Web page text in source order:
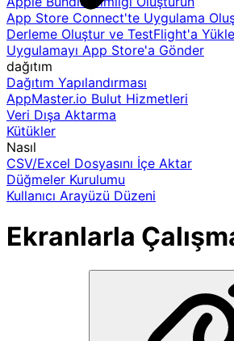
App Store Connect'te Uygulama
Derleme Oluştur ve TestFlight'a Yükle
Uygulamayı App Store'a Gönder
dağıtım
Dağıtım Yapılandırması
AppMaster.io Bulut Hizmetleri
Veri Dışa Aktarma
Kütükler
Nasıl
CSV/Excel Dosyasını İçe Aktar
Düğmeler Kurulumu
Kullanıcı Arayüzü Düzeni
Ekranlarla